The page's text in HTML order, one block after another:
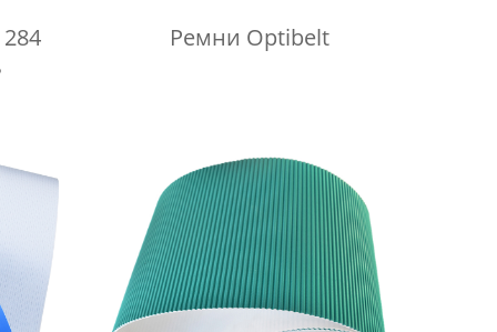
Ремни Optibelt